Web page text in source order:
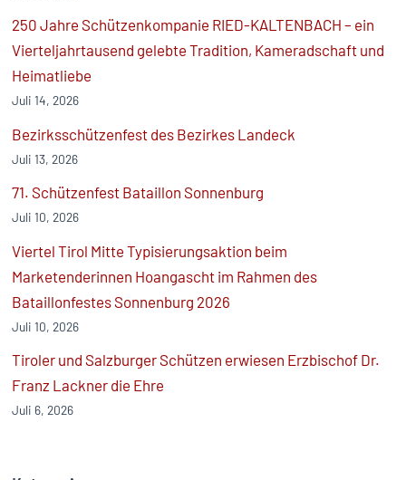
250 Jahre Schützenkompanie RIED-KALTENBACH – ein
Vierteljahrtausend gelebte Tradition, Kameradschaft und
Heimatliebe
Juli 14, 2026
Bezirksschützenfest des Bezirkes Landeck
Juli 13, 2026
71. Schützenfest Bataillon Sonnenburg
Juli 10, 2026
Viertel Tirol Mitte Typisierungsaktion beim
Marketenderinnen Hoangascht im Rahmen des
Bataillonfestes Sonnenburg 2026
Juli 10, 2026
Tiroler und Salzburger Schützen erwiesen Erzbischof Dr.
Franz Lackner die Ehre
Juli 6, 2026